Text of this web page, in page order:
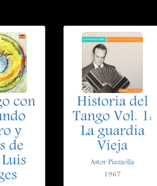
con
y
de
Historia del
Tango Vol. 1:
La guardia
Vieja
Astor Piazzolla
1967